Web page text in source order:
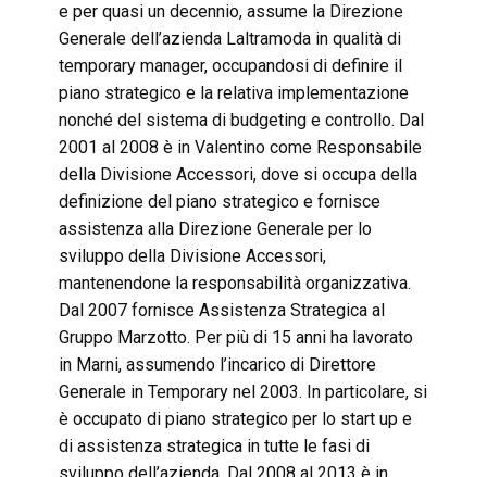
e per quasi un decennio, assume la Direzione
Generale dell’azienda Laltramoda in qualità di
temporary manager, occupandosi di definire il
piano strategico e la relativa implementazione
nonché del sistema di budgeting e controllo. Dal
2001 al 2008 è in Valentino come Responsabile
della Divisione Accessori, dove si occupa della
definizione del piano strategico e fornisce
assistenza alla Direzione Generale per lo
sviluppo della Divisione Accessori,
mantenendone la responsabilità organizzativa.
Dal 2007 fornisce Assistenza Strategica al
Gruppo Marzotto. Per più di 15 anni ha lavorato
in Marni, assumendo l’incarico di Direttore
Generale in Temporary nel 2003. In particolare, si
è occupato di piano strategico per lo start up e
di assistenza strategica in tutte le fasi di